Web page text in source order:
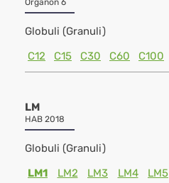
Organon 6
Globuli (Granuli)
C12
C15 C30 C60 C100
LM
HAB 2018
Globuli (Granuli)
LM1
LM2 LM3 LM4 LM5